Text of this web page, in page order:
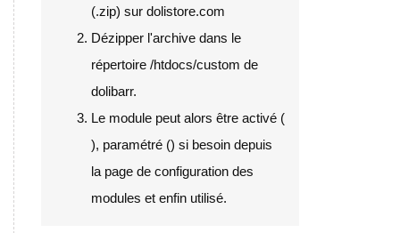
(.zip) sur dolistore.com
Dézipper l'archive dans le
répertoire /htdocs/custom de
dolibarr.
Le module peut alors être activé (
), paramétré () si besoin depuis
la page de configuration des
modules et enfin utilisé.